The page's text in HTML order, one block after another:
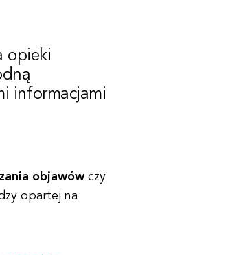
opieki
informacjami
objawówczy
opartej na